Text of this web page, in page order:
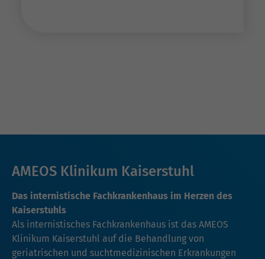
AMEOS Klinikum Kaiserstuhl
Das internistische Fachkrankenhaus im Herzen des
Kaiserstuhls
Als internistisches Fachkrankenhaus ist das AMEOS
Klinikum Kaiserstuhl auf die Behandlung von
geriatrischen und suchtmedizinischen Erkrankungen